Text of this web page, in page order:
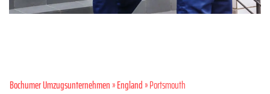
Bochumer Umzugsunternehmen»England» Portsmouth